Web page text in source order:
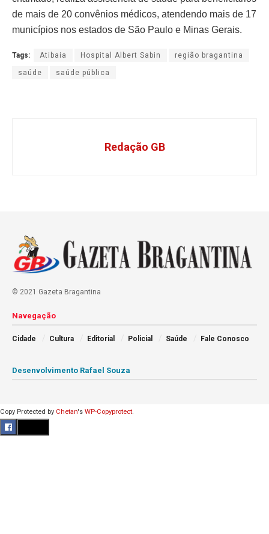
de mais de 20 convênios médicos, atendendo mais de 17
municípios nos estados de São Paulo e Minas Gerais.
Tags: Atibaia Hospital Albert Sabin região bragantina
saúde saúde pública
Redação GB
© 2021 Gazeta Bragantina
Navegação
Cidade Cultura Editorial Policial Saúde Fale Conosco
Desenvolvimento Rafael Souza
Copy Protected by Chetan's WP-Copyprotect.